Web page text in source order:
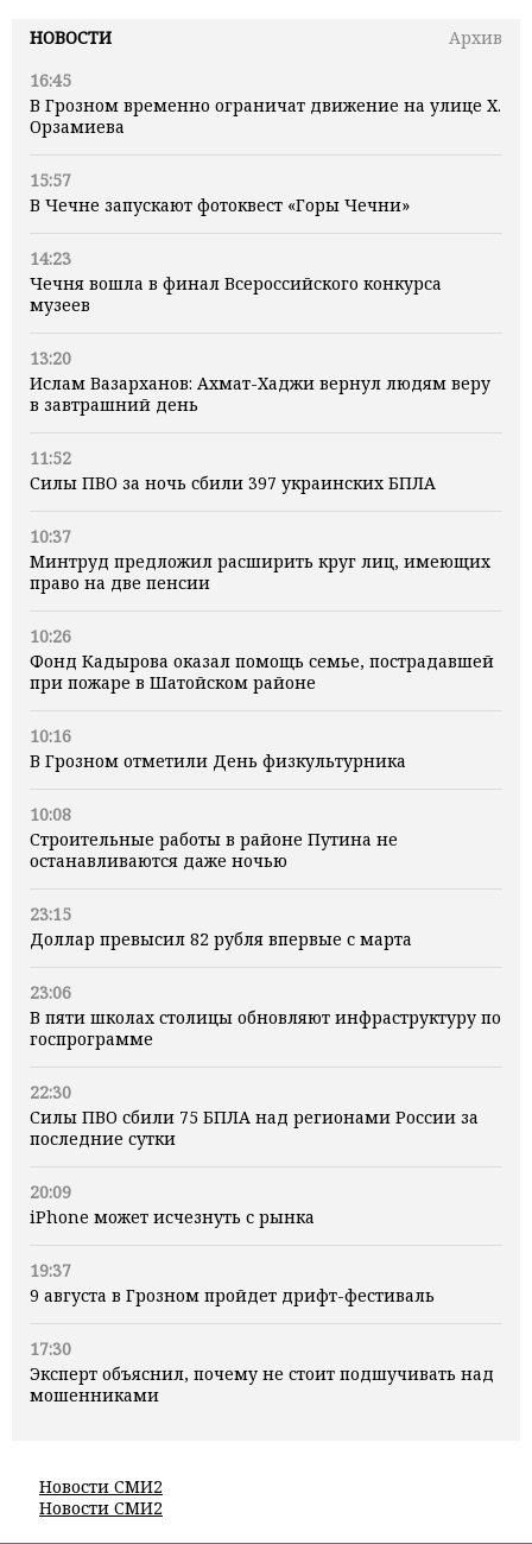
НОВОСТИ
Архив
16:45
В Грозном временно ограничат движение на улице Х.
Орзамиева
15:57
В Чечне запускают фотоквест «Горы Чечни»
14:23
Чечня вошла в финал Всероссийского конкурса
музеев
13:20
Ислам Вазарханов: Ахмат-Хаджи вернул людям веру
в завтрашний день
11:52
Силы ПВО за ночь сбили 397 украинских БПЛА
10:37
Минтруд предложил расширить круг лиц, имеющих
право на две пенсии
10:26
Фонд Кадырова оказал помощь семье, пострадавшей
при пожаре в Шатойском районе
10:16
В Грозном отметили День физкультурника
10:08
Строительные работы в районе Путина не
останавливаются даже ночью
23:15
Доллар превысил 82 рубля впервые с марта
23:06
В пяти школах столицы обновляют инфраструктуру по
госпрограмме
22:30
Силы ПВО сбили 75 БПЛА над регионами России за
последние сутки
20:09
iPhone может исчезнуть с рынка
19:37
9 августа в Грозном пройдет дрифт-фестиваль
17:30
Эксперт объяснил, почему не стоит подшучивать над
мошенниками
Новости СМИ2
Новости СМИ2